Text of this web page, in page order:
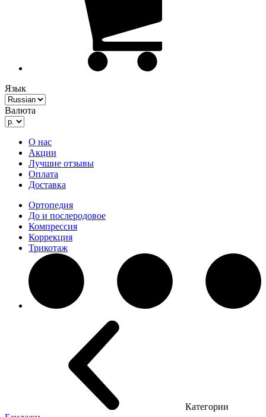
Язык
Валюта
О нас
Акции
Лучшие отзывы
Оплата
Доставка
Ортопедия
До и послеродовое
Компрессия
Коррекция
Трикотаж
Категории